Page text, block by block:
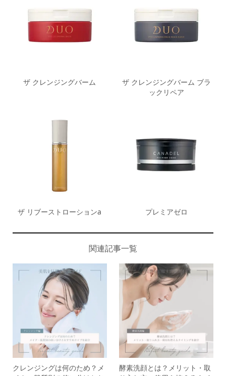
ザ クレンジングバーム
ザ クレンジングバーム ブラ
ックリペア
ザ リブーストローションa プレミアゼロ
関連記事一覧
クレンジングは何のため？メ
酵素洗顔とは？メリット・取